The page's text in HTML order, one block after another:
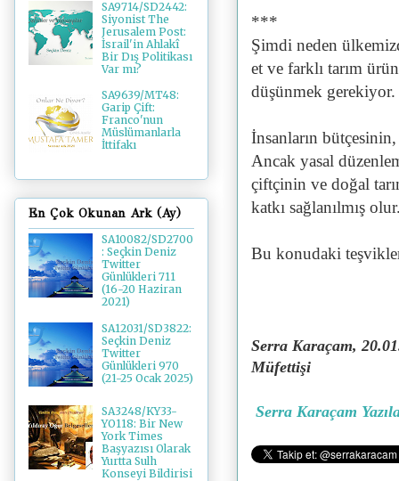
***
Şimdi neden
et ve farklı tarım
düşünmek
İnsanların
Ancak yasal
çiftçinin ve doğal
katkı sağlanılmış
Bu konudaki
Serra Karaçam,
Müfettişi
Serra Karaçam
SA9714/SD2442:
Siyonist The
Jerusalem Post:
İsrail'in Ahlakî
Bir Dış Politikası
Var mı?
SA9639/MT48:
Garip Çift:
Franco'nun
Müslümanlarla
İttifakı
En Çok Okunan Ark (Ay)
SA10082/SD2700
: Seçkin Deniz
Twitter
Günlükleri 711
(16-20 Haziran
2021)
SA12031/SD3822:
Seçkin Deniz
Twitter
Günlükleri 970
(21-25 Ocak 2025)
SA3248/KY33-
YO118: Bir New
York Times
Başyazısı Olarak
Yurtta Sulh
Konseyi Bildirisi